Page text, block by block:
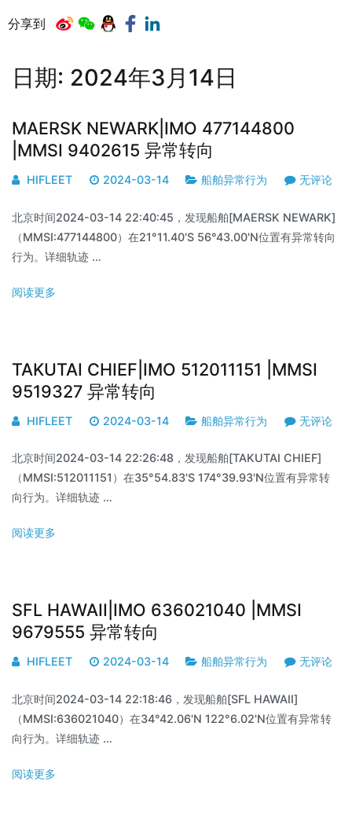
分享到
日期: 2024年3月14日
MAERSK NEWARK|IMO 477144800
|MMSI 9402615 异常转向
HIFLEET 2024-03-14 船舶异常行为 无评论
北京时间2024-03-14 22:40:45，发现船舶[MAERSK NEWARK]
（MMSI:477144800）在21°11.40'S 56°43.00'N位置有异常转向
行为。详细轨迹 …
阅读更多
TAKUTAI CHIEF|IMO 512011151 |MMSI
9519327 异常转向
HIFLEET 2024-03-14 船舶异常行为 无评论
北京时间2024-03-14 22:26:48，发现船舶[TAKUTAI CHIEF]
（MMSI:512011151）在35°54.83'S 174°39.93'N位置有异常转
向行为。详细轨迹 …
阅读更多
SFL HAWAII|IMO 636021040 |MMSI
9679555 异常转向
HIFLEET 2024-03-14 船舶异常行为 无评论
北京时间2024-03-14 22:18:46，发现船舶[SFL HAWAII]
（MMSI:636021040）在34°42.06'N 122°6.02'N位置有异常转
向行为。详细轨迹 …
阅读更多